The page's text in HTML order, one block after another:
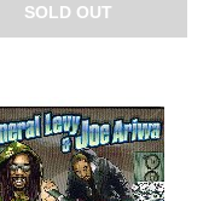
SOLD OUT